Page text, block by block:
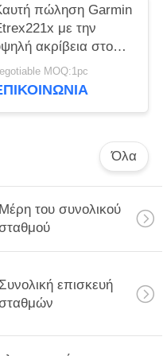
πώληση Garmin
με την
ακρίβεια στο
απόθεμα για την
MOQ:1pc
Όλα
Μέρη του συνολικού
Συνολική επισκευή